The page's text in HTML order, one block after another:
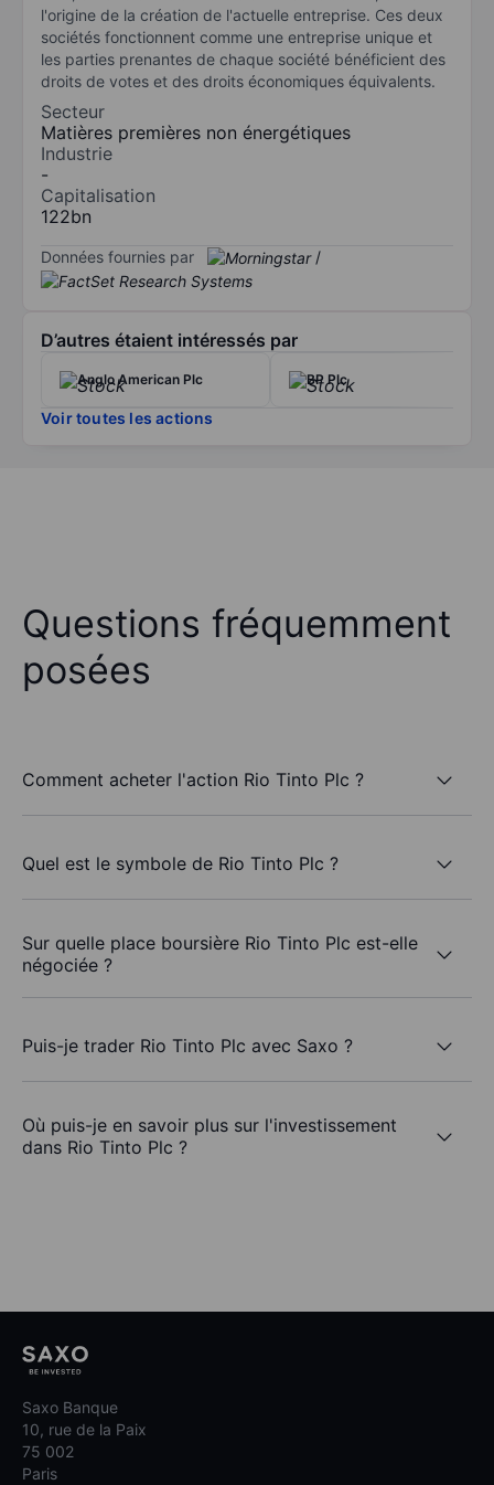
l'origine de la création de l'actuelle entreprise. Ces deux
sociétés fonctionnent comme une entreprise unique et
les parties prenantes de chaque société bénéficient des
droits de votes et des droits économiques équivalents.
Secteur
Matières premières non énergétiques
Industrie
-
Capitalisation
122bn
Données fournies par /
D’autres étaient intéressés par
Anglo American Plc BP Plc
Voir toutes les actions
Questions fréquemment
posées
Comment acheter l'action Rio Tinto Plc ?
Quel est le symbole de Rio Tinto Plc ?
Sur quelle place boursière Rio Tinto Plc est-elle
négociée ?
Puis-je trader Rio Tinto Plc avec Saxo ?
Où puis-je en savoir plus sur l'investissement
dans Rio Tinto Plc ?
Saxo Banque
10, rue de la Paix
75 002
Paris